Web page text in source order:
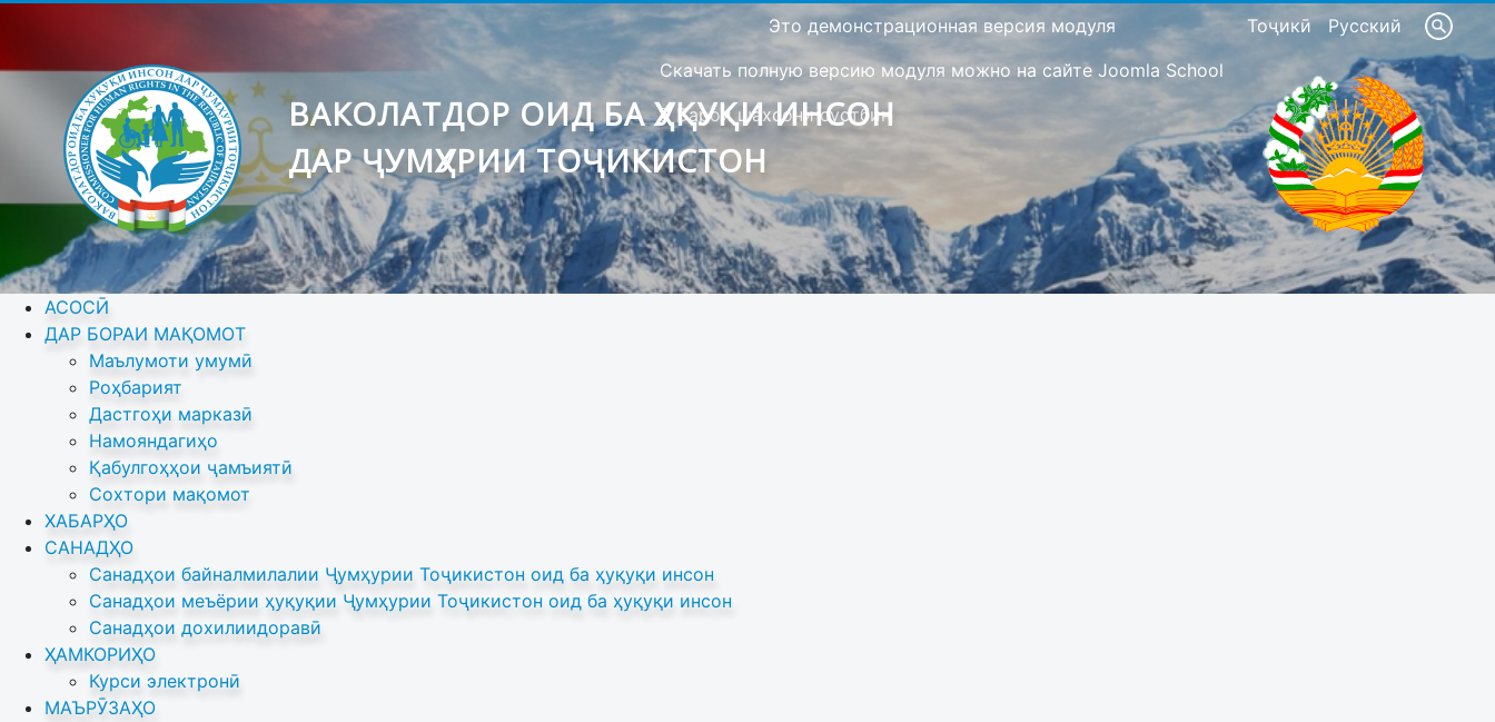
Тоҷикӣ Русский
Это демонстрационная версия модуля
Скачать полную версию модуля можно на сайте Joomla School
Барои шахсони сустбин
ВАКОЛАТДОР ОИД БА ҲУҚУҚИ ИНСОН
ДАР ҶУМҲУРИИ ТОҶИКИСТОН
АСОСӢ
ДАР БОРАИ МАҚОМОТ
Маълумоти умумӣ
Роҳбарият
Дастгоҳи марказӣ
Намояндагиҳо
Қабулгоҳҳои ҷамъиятӣ
Сохтори мақомот
ХАБАРҲО
САНАДҲО
Санадҳои байналмилалии Ҷумҳурии Тоҷикистон оид ба ҳуқуқи инсон
Санадҳои меъёрии ҳуқуқии Ҷумҳурии Тоҷикистон оид ба ҳуқуқи инсон
Санадҳои дохилиидоравӣ
ҲАМКОРИҲО
Курси электронӣ
МАЪРӮЗАҲО